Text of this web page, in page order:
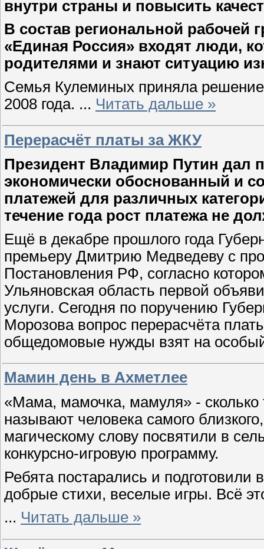
внутри страны и повысить
В состав региональной рабочей
«Единая Россия» входят люди,
родителями и знают ситуацию
Семья Кулеминых приняла решение
2008 года. ... Читать дальше »
Перерасчёт платы за ЖКУ
Президент Владимир Путин дал
экономически обоснованный и
платежей для различных
течение года рост платежа не
Ещё в декабре прошлого года
премьеру Дмитрию Медведеву с
Постановления РФ, согласно
Ульяновская область первой
услуги. Сегодня по поручению
Морозова вопрос перерасчёта
общедомовые нужды взят на
Мамин день в Ахметлее
«Мама, мамочка, мамуля» - сколько
называют человека самого
магическому слову посвятили в
конкурсно-игровую программу.
Ребята постарались и подготовили
добрые стихи, веселые игры. Всё
... Читать дальше »